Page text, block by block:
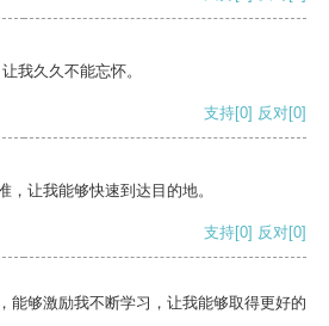
我久久不能忘怀。
支持[0] 反对[0]
，让我能够快速到达目的地。
支持[0] 反对[0]
能够激励我不断学习，让我能够取得更好的